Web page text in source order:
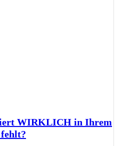
WIRKLICH in Ihrem